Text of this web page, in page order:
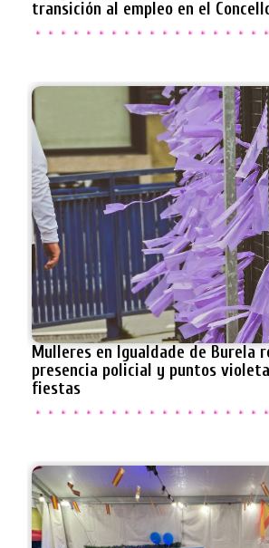
transición al empleo en el
Mulleres en Igualdade de Burela
presencia policial y puntos
fiestas